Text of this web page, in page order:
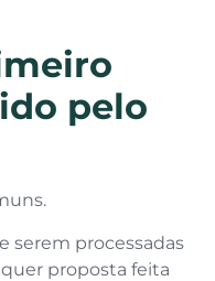
pelo
serem processadas
proposta feita